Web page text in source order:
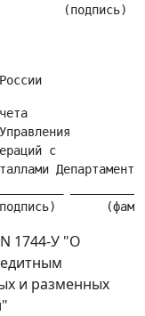
с
Департамента
1744-У "О
и разменных